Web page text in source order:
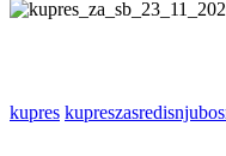
kupres